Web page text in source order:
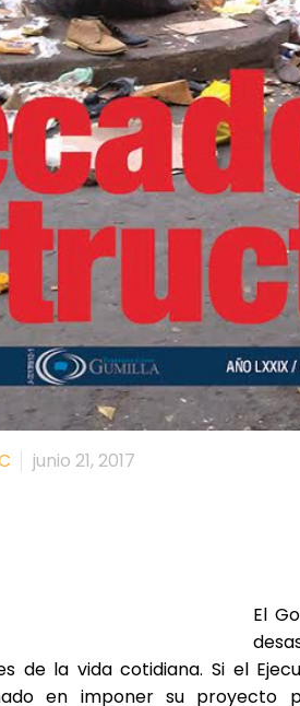
junio 21, 2017
El
de la vida cotidiana. Si el
en imponer su